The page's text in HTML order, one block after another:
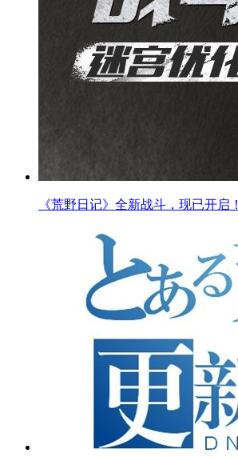
《荒野日记》全新战斗，现已开启！